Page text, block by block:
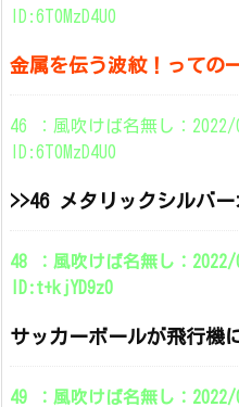
ID:6T0MzD4U0
金属を伝う波紋！っての
46 ：風吹けば名無し：
ID:6T0MzD4U0
>>46 メタリックシルバ
48 ：風吹けば名無し：
ID:t+kjYD9z0
サッカーボールが飛行機
49 ：風吹けば名無し：